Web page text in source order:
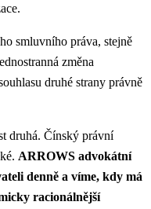
smluvního práva, stejně
změna
druhé strany právně
druhá. Čínský právní
ARROWS advokátní
denně a víme, kdy má
racionálnější